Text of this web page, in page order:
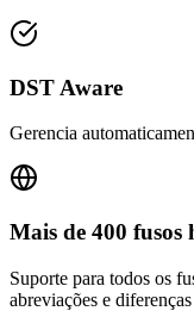
DST Aware
Gerencia
Mais de 400 fusos
Suporte para todos os
abreviações e